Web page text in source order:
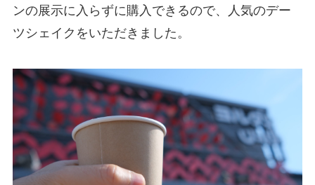
ンの展示に入らずに購入できるので、人気のデー
ツシェイクをいただきました。